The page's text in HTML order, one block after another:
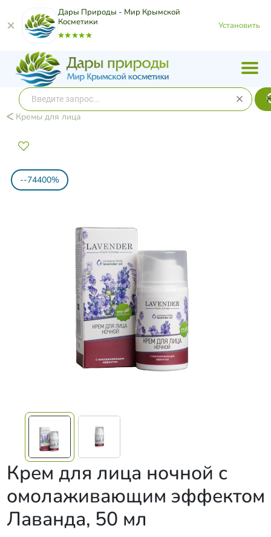
Дары Природы - Мир Крымской
Косметики
Установить
Кремы для лица
--74400%
Крем для лица ночной с
омолаживающим эффектом
Лаванда, 50 мл